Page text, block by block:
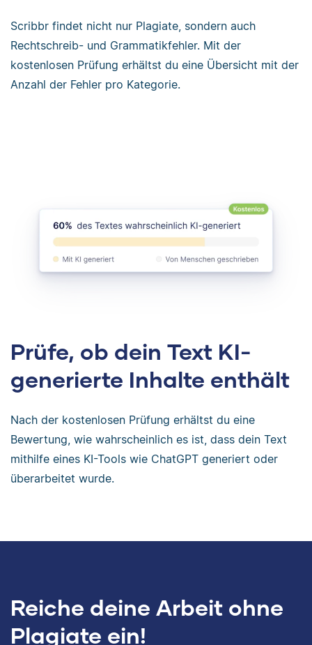
Scribbr findet nicht nur Plagiate, sondern auch
Rechtschreib- und Grammatikfehler. Mit der
kostenlosen Prüfung erhältst du eine Übersicht mit der
Anzahl der Fehler pro Kategorie.
Prüfe, ob dein Text KI-
generierte Inhalte enthält
Nach der kostenlosen Prüfung erhältst du eine
Bewertung, wie wahrscheinlich es ist, dass dein Text
mithilfe eines KI-Tools wie ChatGPT generiert oder
überarbeitet wurde.
Reiche deine Arbeit ohne
Plagiate ein!